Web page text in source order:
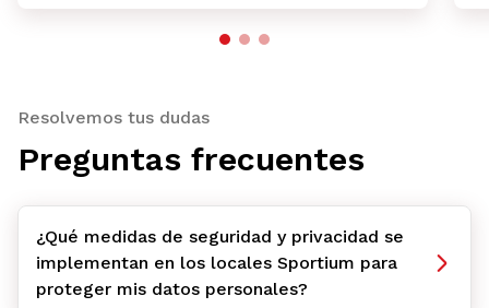
Resolvemos tus dudas
Preguntas frecuentes
¿Qué medidas de seguridad y privacidad se
implementan en los locales Sportium para
proteger mis datos personales?